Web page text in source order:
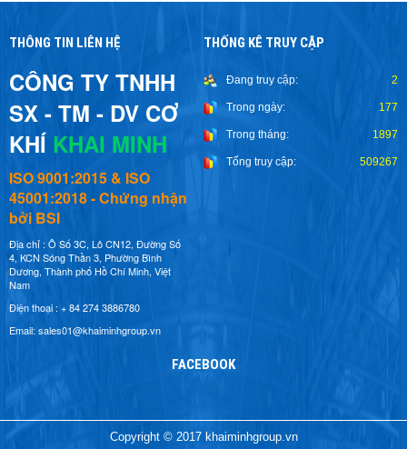
THÔNG TIN LIÊN HỆ
CÔNG TY TNHH
SX - TM - DV CƠ
KHÍ KHAI MINH
ISO 9001:2015 & ISO
45001:2018 - Chứng nhận
bởi BSI
Địa chỉ : Ô Số 3C, Lô CN12, Đường Số
4, KCN Sóng Thần 3, Phường Bình
Dương, Thành phố Hồ Chí Minh, Việt
Nam
Điện thoại : + 84 274 3886780
Email: sales01@khaiminhgroup.vn
THỐNG KÊ TRUY CẬP
Đang truy cập: 2
Trong ngày: 177
Trong tháng: 1897
Tổng truy cập: 509267
FACEBOOK
Copyright © 2017 khaiminhgroup.vn